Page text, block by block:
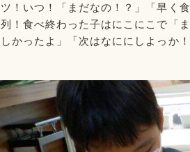
！いつ！「まだなの！？」「早く
！食べ終わった子はにこにこで「
かったよ」「次はなににしよっか